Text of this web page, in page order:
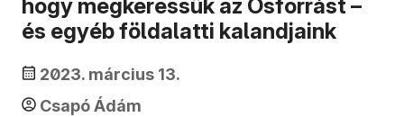
hogy megkeressük az Ősforrást –
és egyéb földalatti kalandjaink
2023. március 13.
Csapó Ádám